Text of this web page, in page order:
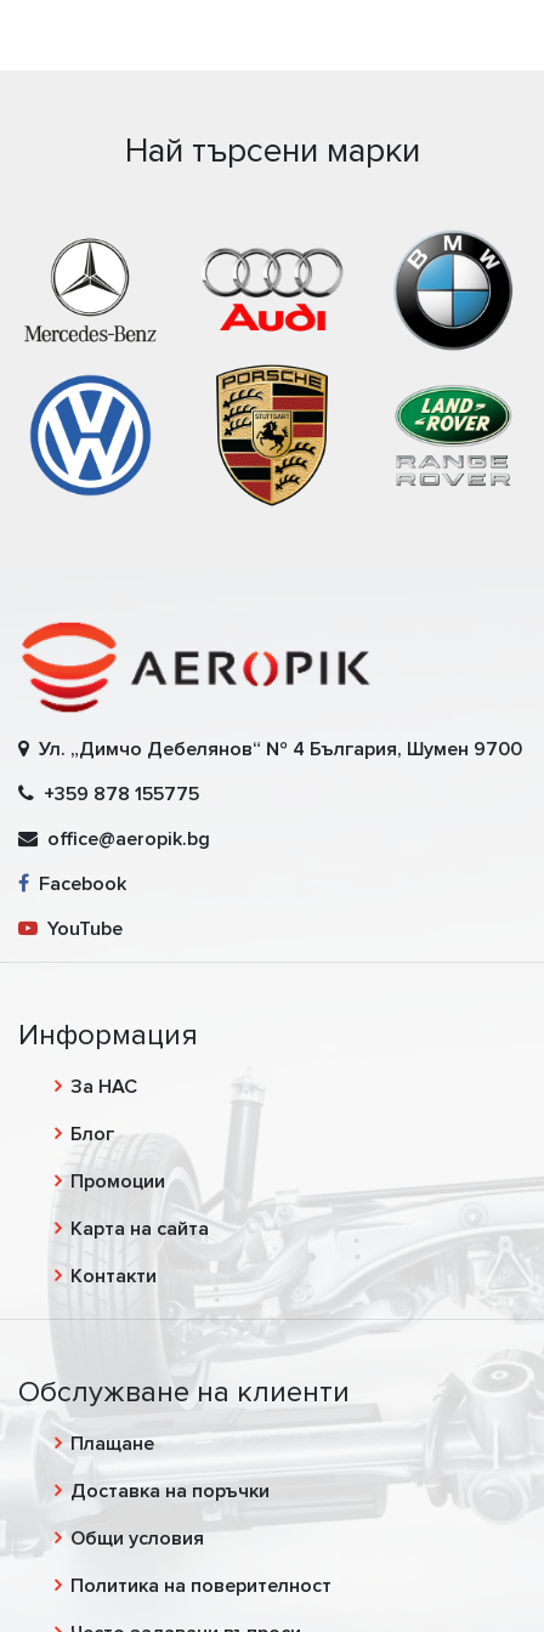
Най търсени марки
Ул. „Димчо Дебелянов“ № 4 България, Шумен 9700
+359 878 155775
office@aeropik.bg
Facebook
YouTube
Информация
За НАС
Блог
Промоции
Карта на сайта
Контакти
Обслужване на клиенти
Плащане
Доставка на поръчки
Общи условия
Политика на поверителност